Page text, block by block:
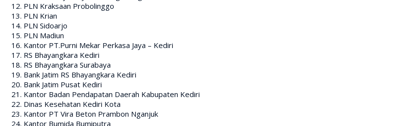
PLN Kraksaan Probolinggo
PLN Krian
PLN Sidoarjo
PLN Madiun
Kantor PT.Purni Mekar Perkasa Jaya – Kediri
RS Bhayangkara Kediri
RS Bhayangkara Surabaya
Bank Jatim RS Bhayangkara Kediri
Bank Jatim Pusat Kediri
Kantor Badan Pendapatan Daerah Kabupaten Kediri
Dinas Kesehatan Kediri Kota
Kantor PT Vira Beton Prambon Nganjuk
Kantor Bumida Bumiputra